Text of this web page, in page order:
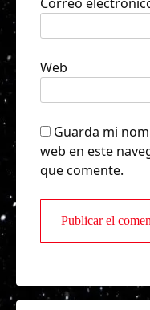
Web
Guarda mi
web en este
que comente.